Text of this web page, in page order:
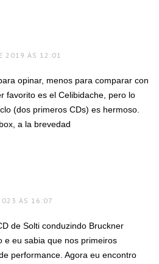
2019 ÀS 12:01
opinar, menos para comparar con
favorito es el Celibidache, pero lo
(dos primeros CDs) es hermoso.
a la brevedad
ÀS 16:07
de Solti conduzindo Bruckner
e eu sabia que nos primeiros
performance. Agora eu encontro